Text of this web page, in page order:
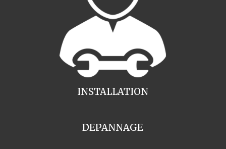
INSTALLATION
DEPANNAGE